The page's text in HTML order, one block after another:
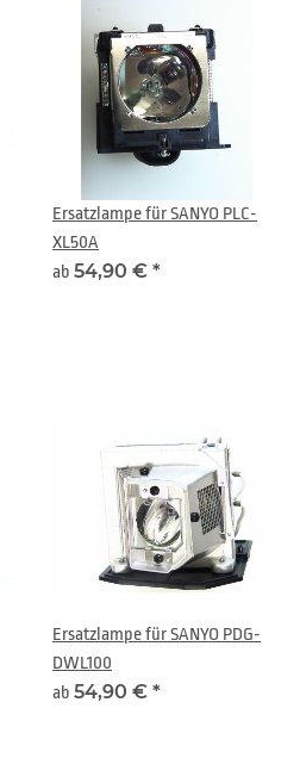
Ersatzlampe für SANYO PLC-
XL50A
ab 54,90 € *
Ersatzlampe für SANYO PDG-
DWL100
ab 54,90 € *